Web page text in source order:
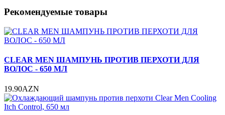
Рекомендуемые товары
CLEAR MEN ШАМПУНЬ ПРОТИВ ПЕРХОТИ ДЛЯ
ВОЛОС - 650 МЛ
19.90AZN